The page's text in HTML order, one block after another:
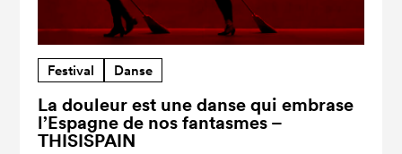
Festival Danse
La douleur est une danse qui embrase
l’Espagne de nos fantasmes –
THISISPAIN